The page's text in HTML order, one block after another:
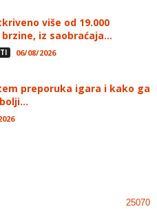
više od 19.000
iz saobraćaja...
06/08/2026
preporuka igara i kako ga
25070